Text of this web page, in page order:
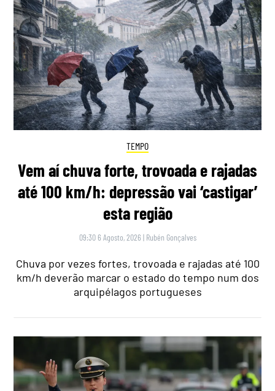
TEMPO
Vem aí chuva forte, trovoada e rajadas
até 100 km/h: depressão vai ‘castigar’
esta região
09:30 6 Agosto, 2026 | Rubén Gonçalves
Chuva por vezes fortes, trovoada e rajadas até 100
km/h deverão marcar o estado do tempo num dos
arquipélagos portugueses